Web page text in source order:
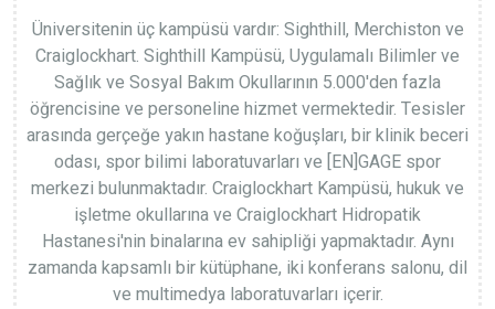
Üniversitenin üç kampüsü vardır: Sighthill, Merchiston ve
Craiglockhart. Sighthill Kampüsü, Uygulamalı Bilimler ve
Sağlık ve Sosyal Bakım Okullarının 5.000'den fazla
öğrencisine ve personeline hizmet vermektedir. Tesisler
arasında gerçeğe yakın hastane koğuşları, bir klinik beceri
odası, spor bilimi laboratuvarları ve [EN]GAGE spor
merkezi bulunmaktadır. Craiglockhart Kampüsü, hukuk ve
işletme okullarına ve Craiglockhart Hidropatik
Hastanesi'nin binalarına ev sahipliği yapmaktadır. Aynı
zamanda kapsamlı bir kütüphane, iki konferans salonu, dil
ve multimedya laboratuvarları içerir.